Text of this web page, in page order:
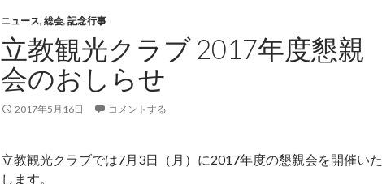
ニュース, 総会, 記念行事
立教観光クラブ 2017年度懇親
会のおしらせ
2017年5月16日 コメントする
立教観光クラブでは7月3日（月）に2017年度の懇親会を開催いた
します。